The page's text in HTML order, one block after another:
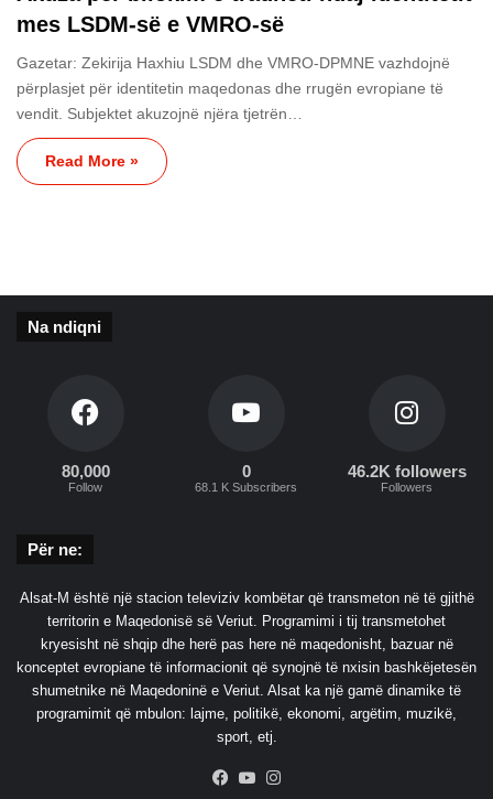
mes LSDM-së e VMRO-së
Gazetar: Zekirija Haxhiu LSDM dhe VMRO-DPMNE vazhdojnë
përplasjet për identitetin maqedonas dhe rrugën evropiane të
vendit. Subjektet akuzojnë njëra tjetrën…
Read More »
Na ndiqni
80,000
Follow
0
68.1 K Subscribers
46.2K followers
Followers
Për ne:
Alsat-M është një stacion televiziv kombëtar që transmeton në të gjithë
territorin e Maqedonisë së Veriut. Programimi i tij transmetohet
kryesisht në shqip dhe herë pas here në maqedonisht, bazuar në
konceptet evropiane të informacionit që synojnë të nxisin bashkëjetesën
shumetnike në Maqedoninë e Veriut. Alsat ka një gamë dinamike të
programimit që mbulon: lajme, politikë, ekonomi, argëtim, muzikë,
sport, etj.
Facebook
YouTube